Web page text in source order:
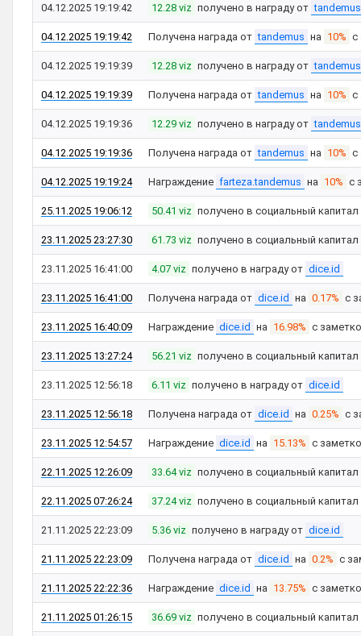
04.12.2025 19:19:42 12.28 viz получено в награду от tandemus
04.12.2025 19:19:42 Получена награда от tandemus на 10% с
04.12.2025 19:19:39 12.28 viz получено в награду от tandemus
04.12.2025 19:19:39 Получена награда от tandemus на 10% с
04.12.2025 19:19:36 12.29 viz получено в награду от tandemus
04.12.2025 19:19:36 Получена награда от tandemus на 10% с
04.12.2025 19:19:24 Награждение farteza.tandemus на 10% с
25.11.2025 19:06:12 50.41 viz получено в социальный
23.11.2025 23:27:30 61.73 viz получено в социальный
23.11.2025 16:41:00 4.07 viz получено в награду от dice.id
23.11.2025 16:41:00 Получена награда от dice.id на 0.17% с
23.11.2025 16:40:09 Награждение dice.id на 16.98% с
23.11.2025 13:27:24 56.21 viz получено в социальный
23.11.2025 12:56:18 6.11 viz получено в награду от dice.id
23.11.2025 12:56:18 Получена награда от dice.id на 0.25% с
23.11.2025 12:54:57 Награждение dice.id на 15.13% с
22.11.2025 12:26:09 33.64 viz получено в социальный
22.11.2025 07:26:24 37.24 viz получено в социальный
21.11.2025 22:23:09 5.36 viz получено в награду от dice.id
21.11.2025 22:23:09 Получена награда от dice.id на 0.2% с
21.11.2025 22:22:36 Награждение dice.id на 13.75% с
21.11.2025 01:26:15 36.69 viz получено в социальный